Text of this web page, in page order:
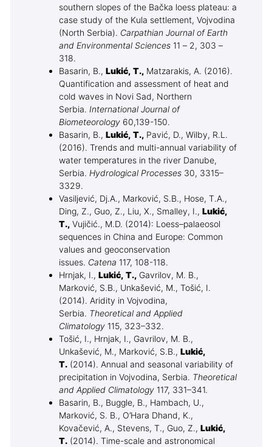
southern slopes of the Bačka loess plateau: a
case study of the Kula settlement, Vojvodina
(North Serbia). Carpathian Journal of Earth
and Environmental Sciences 11 – 2, 303 –
318.
Basarin, B., Lukić, T.,Matzarakis, A. (2016).
Quantification and assessment of heat and
cold waves in Novi Sad, Northern
Serbia. International Journal of
Biometeorology60,139-150.
Basarin, B., Lukić, T.,Pavić, D., Wilby, R.L.
(2016). Trends and multi-annual variability of
water temperatures in the river Danube,
Serbia. Hydrological Processes30, 3315–
3329.
Vasiljević, Dj.A., Marković, S.B., Hose, T.A.,
Ding, Z., Guo, Z., Liu, X., Smalley, I., Lukić,
T.,Vujičić., M.D. (2014): Loess–palaeosol
sequences in China and Europe: Common
values and geoconservation
issues. Catena 117, 108-118.
Hrnjak, I., Lukić, T.,Gavrilov, M. B.,
Marković, S.B., Unkašević, M., Tošić, I.
(2014). Aridity in Vojvodina,
Serbia. Theoretical and Applied
Climatology115, 323–332.
Tošić, I., Hrnjak, I., Gavrilov, M. B.,
Unkašević, M., Marković, S.B., Lukić,
T.(2014). Annual and seasonal variability of
precipitation in Vojvodina, Serbia. Theoretical
and Applied Climatology117, 331–341.
Basarin, B., Buggle, B., Hambach, U.,
Marković, S. B., O’Hara Dhand, K.,
Kovačević, A., Stevens, T., Guo, Z., Lukić,
T.(2014). Time-scale and astronomical